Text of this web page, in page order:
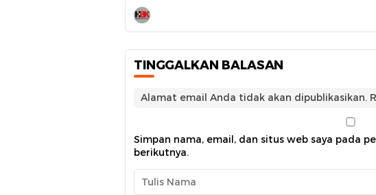
TINGGALKAN BALASAN
Alamat email Anda tidak akan dipublikasikan.
Simpan nama, email, dan situs web saya pada
berikutnya.